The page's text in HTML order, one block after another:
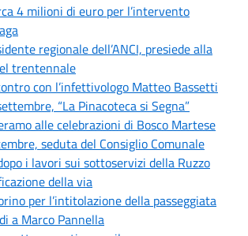
4 milioni di euro per l’intervento
regionale dell’ANCI, presiede alla
trentennale
con l’infettivologo Matteo Bassetti
“La Pinacoteca si Segna”
alle celebrazioni di Bosco Martese
seduta del Consiglio Comunale
i lavori sui sottoservizi della Ruzzo
della via
per l’intitolazione della passeggiata
a Marco Pannella